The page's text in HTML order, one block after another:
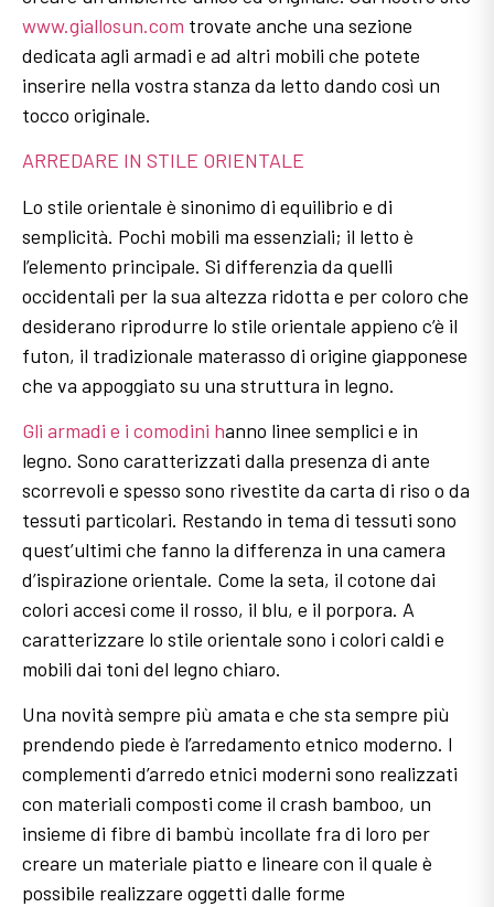
www.giallosun.com trovate anche una sezione
dedicata agli armadi e ad altri mobili che potete
inserire nella vostra stanza da letto dando così un
tocco originale.
ARREDARE IN STILE ORIENTALE
Lo stile orientale è sinonimo di equilibrio e di
semplicità. Pochi mobili ma essenziali; il letto è
l’elemento principale. Si differenzia da quelli
occidentali per la sua altezza ridotta e per coloro che
desiderano riprodurre lo stile orientale appieno c’è il
futon, il tradizionale materasso di origine giapponese
che va appoggiato su una struttura in legno.
Gli armadi e i comodini hanno linee semplici e in
legno. Sono caratterizzati dalla presenza di ante
scorrevoli e spesso sono rivestite da carta di riso o da
tessuti particolari. Restando in tema di tessuti sono
quest’ultimi che fanno la differenza in una camera
d’ispirazione orientale. Come la seta, il cotone dai
colori accesi come il rosso, il blu, e il porpora. A
caratterizzare lo stile orientale sono i colori caldi e
mobili dai toni del legno chiaro.
Una novità sempre più amata e che sta sempre più
prendendo piede è l’arredamento etnico moderno. I
complementi d’arredo etnici moderni sono realizzati
con materiali composti come il crash bamboo, un
insieme di fibre di bambù incollate fra di loro per
creare un materiale piatto e lineare con il quale è
possibile realizzare oggetti dalle forme